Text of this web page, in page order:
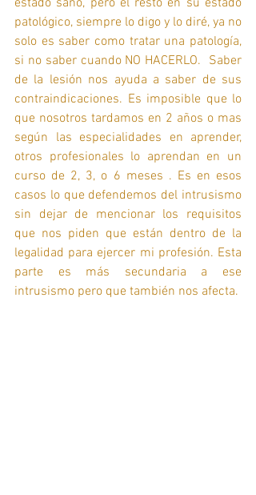
patológico, siempre lo digo y lo diré, ya no
solo es saber como tratar una patología,
si no saber cuando NO HACERLO.  Saber
de la lesión nos ayuda a saber de sus
contraindicaciones. Es imposible que lo
que nosotros tardamos en 2 años o mas
según las especialidades en aprender,
otros profesionales lo aprendan en un
curso de 2, 3, o 6 meses . Es en esos
casos lo que defendemos del intrusismo
sin dejar de mencionar los requisitos
que nos piden que están dentro de la
legalidad para ejercer mi profesión. Esta
parte es más secundaria a ese
intrusismo pero que también nos afecta.